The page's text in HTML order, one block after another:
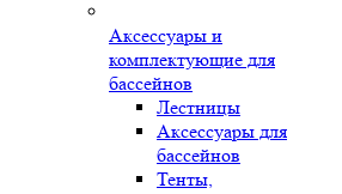
Аксессуары и
комплектующие для
бассейнов
Лестницы
Аксессуары для
бассейнов
Тенты,